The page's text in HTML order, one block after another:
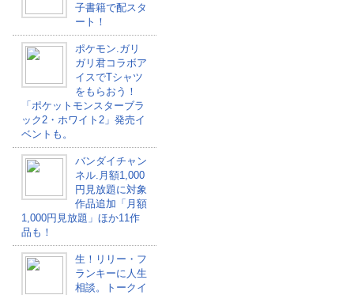
子書籍で配スタ
ート！
ポケモン.ガリ
ガリ君コラボア
イスでTシャツ
をもらおう！
「ポケットモンスターブラ
ック2・ホワイト2」発売イ
ベントも。
バンダイチャン
ネル.月額1,000
円見放題に対象
作品追加「月額
1,000円見放題」ほか11作
品も！
生！リリー・フ
ランキーに人生
相談。トークイ